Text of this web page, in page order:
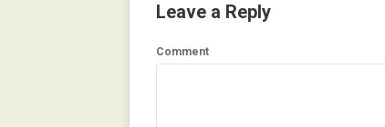
Leave a Reply
Comment